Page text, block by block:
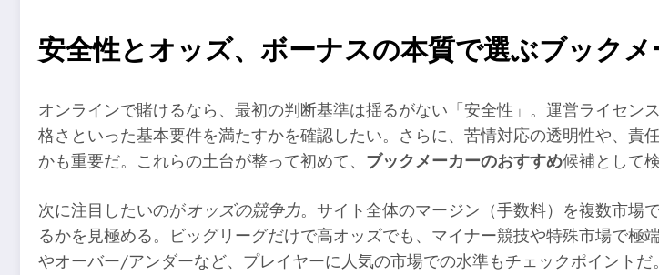
安全性とオッズ、ボーナスの本質で選ぶブック
オンラインで賭けるなら、最初の判断基準は揺るがない「安全性」。運営ライセン
格さといった基本要件を満たすかを確認したい。さらに、苦情対応の透明性や、
かも重要だ。これらの土台が整って初めて、 ブックメーカーのおすすめ候補として
次に注目したいのがオッズの競争力。サイト全体のマージン（手数料）を複数市場
るかを見極める。ビッグリーグだけで高オッズでも、マイナー競技や特殊市場で極
やオーバー/アンダーなど、プレイヤーに人気の市場での水準もチェックポイントだ。